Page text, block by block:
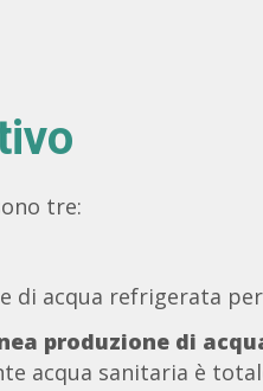
tre:
di acqua refrigerata
produzione di
acqua sanitaria è